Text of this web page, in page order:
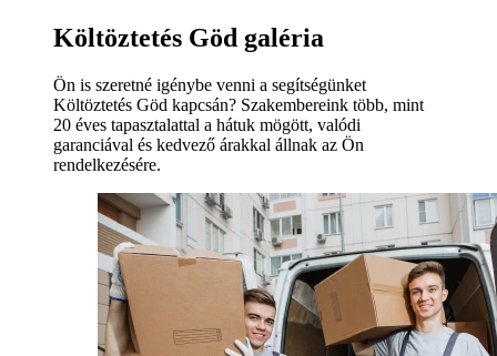
Költöztetés Göd galéria
Ön is szeretné igénybe venni a segítségünket
Költöztetés Göd kapcsán? Szakembereink több, mint
20 éves tapasztalattal a hátuk mögött, valódi
garanciával és kedvező árakkal állnak az Ön
rendelkezésére.